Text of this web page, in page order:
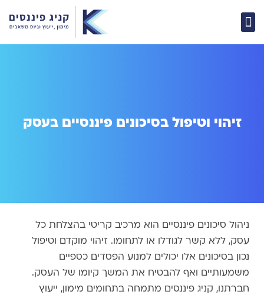
זיהוי וטיפול בסיכונים פיננסיים בעסק
ניהול סיכונים פיננסיים הוא מרכיב קריטי בהצלחת כל
עסק, ללא קשר לגודלו או לתחומו. זיהוי מוקדם וטיפול
נכון בסיכונים אלו יכולים למנוע הפסדים כספיים
משמעותיים ואף להבטיח את המשך קיומו של העסק.
חברתנו, קניג פיננסים מתמחה בתחומים מימון, ייעוץ